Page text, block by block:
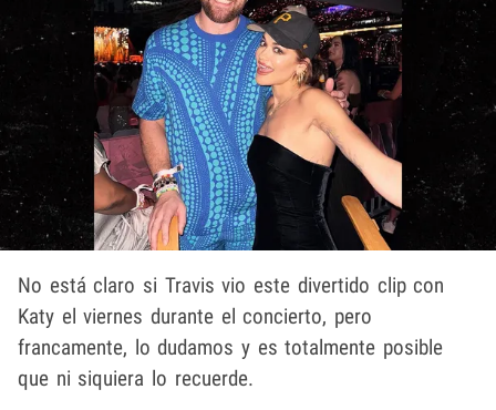
No está claro si Travis vio este divertido clip con
Katy el viernes durante el concierto, pero
francamente, lo dudamos y es totalmente posible
que ni siquiera lo recuerde.